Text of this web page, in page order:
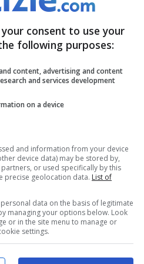
ai
stessa Istat ha rivelato
a quello di marzo
l’indice delle
aumento dello
scorso anno.
USA-Ue
leretribuzioni.
, mentre lo è
consent to use your
following purposes:
content, advertising and content
and services development
on a device
and information from your device
device data) may be stored by,
or used specifically by this
precise geolocation data. List of
data on the basis of legitimate
managing your options below. Look
or in the site menu to manage or
settings.